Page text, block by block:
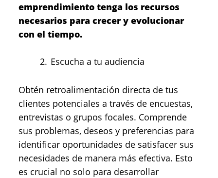
emprendimiento tenga los recursos
necesarios para crecer y evolucionar
con el tiempo.
Escucha a tu audiencia
Obtén retroalimentación directa de tus
clientes potenciales a través de encuestas,
entrevistas o grupos focales. Comprende
sus problemas, deseos y preferencias para
identificar oportunidades de satisfacer sus
necesidades de manera más efectiva. Esto
es crucial no solo para desarrollar